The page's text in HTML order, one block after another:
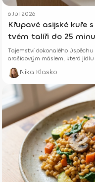
6 Júl 2026
Křupavé asijské kuře
tvém talíři do 25
Tajemství dokonalého
arašídovým máslem, která
ideální a rychlý oběd do
tuky!Nika Klasko